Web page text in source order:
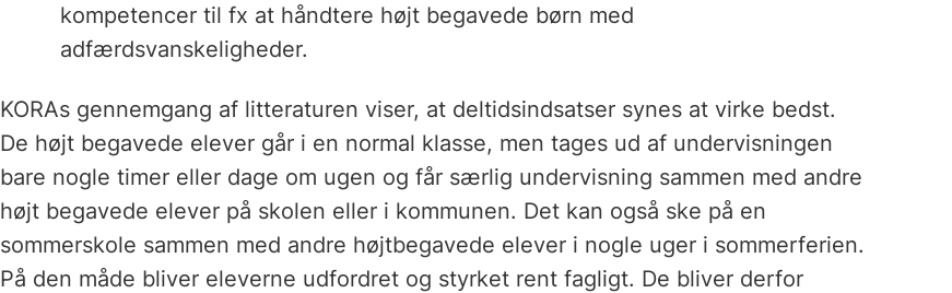
kompetencer til fx at håndtere højt begavede børn med
adfærdsvanskeligheder.
KORAs gennemgang af litteraturen viser, at deltidsindsatser synes at virke bedst.
De højt begavede elever går i en normal klasse, men tages ud af undervisningen
bare nogle timer eller dage om ugen og får særlig undervisning sammen med andre
højt begavede elever på skolen eller i kommunen. Det kan også ske på en
sommerskole sammen med andre højtbegavede elever i nogle uger i sommerferien.
På den måde bliver eleverne udfordret og styrket rent fagligt. De bliver derfor